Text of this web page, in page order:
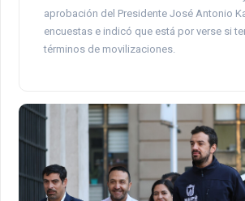
aprobación del Presidente José Antonio
encuestas e indicó que está por verse si
términos de movilizaciones.